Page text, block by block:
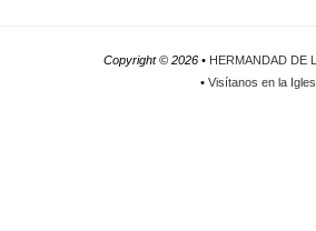
Copyright ©2026 • HERMANDAD DE
•Visítanos en la